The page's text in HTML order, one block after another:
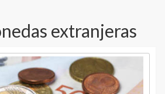
extranjeras